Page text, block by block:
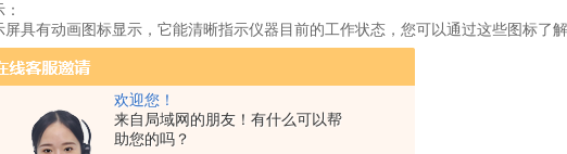
欢迎您！
来自局域网的朋友！有什么可以帮
助您的吗？
屏具有动画图标显示，它能清晰指示仪器目前的工作状态，您可以通过这些图标了
室温~400℃